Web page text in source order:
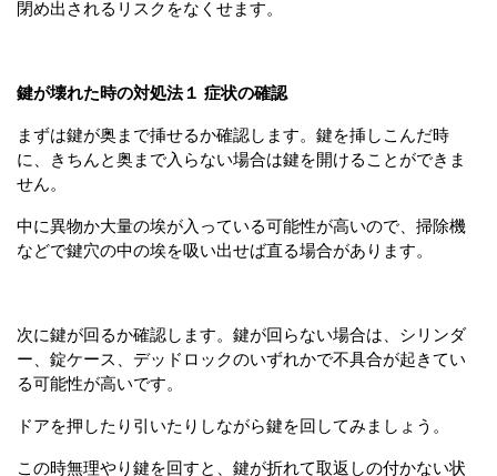
閉め出されるリスクをなくせます。
鍵が壊れた時の対処法１ 症状の確認
まずは鍵が奥まで挿せるか確認します。鍵を挿しこんだ時
に、きちんと奥まで入らない場合は鍵を開けることができま
せん。
中に異物か大量の埃が入っている可能性が高いので、掃除機
などで鍵穴の中の埃を吸い出せば直る場合があります。
次に鍵が回るか確認します。鍵が回らない場合は、シリンダ
ー、錠ケース、デッドロックのいずれかで不具合が起きてい
る可能性が高いです。
ドアを押したり引いたりしながら鍵を回してみましょう。
この時無理やり鍵を回すと、鍵が折れて取返しの付かない状